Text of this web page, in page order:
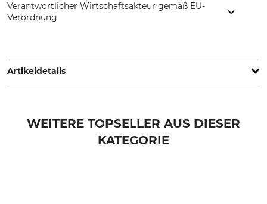
Verantwortlicher Wirtschaftsakteur gemäß EU-
Verordnung
www.grube.de
Artikeldetails
und Widderkopf
Einhandkultursichel
WEITERE TOPSELLER AUS DIESER
KATEGORIE